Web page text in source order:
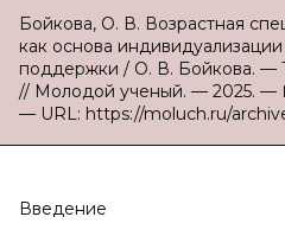
Бойкова, О. В. Возрастная
как основа
поддержки / О. В. Бойкова. —
// Молодой ученый. — 2025. —
— URL: https://moluch.ru/
Введение